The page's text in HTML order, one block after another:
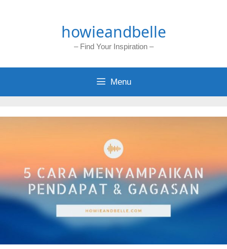
howieandbelle
– Find Your Inspiration –
Menu